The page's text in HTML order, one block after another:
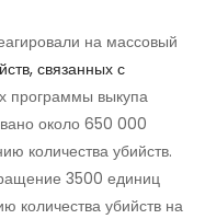
на массовый
связанных с
программы выкупа
около 650 000
количества убийств.
3500 единиц
количества убийств на